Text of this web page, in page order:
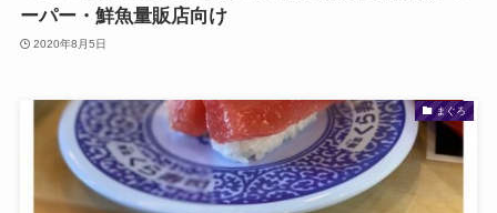
ーパー・鮮魚量販店向け
2020年8月5日
まぐろ